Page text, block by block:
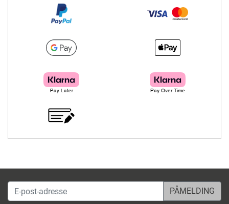
E-post-adresse